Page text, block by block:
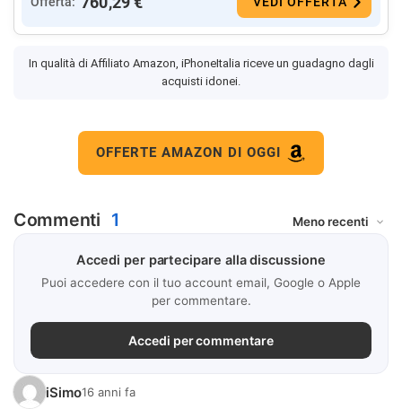
In qualità di Affiliato Amazon, iPhoneItalia riceve un guadagno dagli
acquisti idonei.
OFFERTE AMAZON DI OGGI
Commenti 1
Accedi per partecipare alla discussione
Puoi accedere con il tuo account email, Google o Apple
per commentare.
Accedi per commentare
iSimo16 anni fa